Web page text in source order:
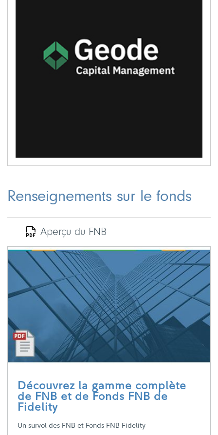
Renseignements sur le fonds
Aperçu du FNB
Découvrez la gamme complète
de FNB et de Fonds FNB de
Fidelity
Un survol des FNB et Fonds FNB Fidelity